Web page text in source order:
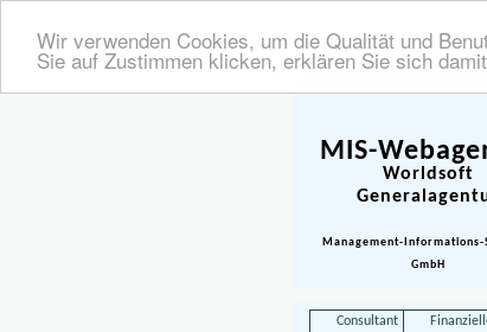
Wir verwenden Cookies, um die Qualität und
Sie auf Zustimmen klicken, erklären Sie sich
MIS-
Worldsoft
Management-Informations-
GmbH
Consultant